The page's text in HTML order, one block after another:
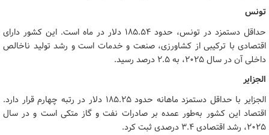
تونس
حداقل دستمزد در تونس، حدود ۱۸۵.۵۴ دلار در ماه است. این کشور دارای
اقتصادی با ترکیبی از کشاورزی، صنعت و خدمات است و رشد تولید ناخالص
داخلی آن در سال ۲۰۲۵، به ۲.۵ درصد رسید.
الجزایر
الجزایر با حداقل دستمزد ماهانه حدود ۱۸۵.۲۵ دلار در رتبه چهارم قرار دارد.
اقتصاد این کشور به‌طور عمده بر صادرات نفت و گاز متکی است و در سال
۲۰۲۵، رشد اقتصادی ۳.۴ درصدی ثبت کرد.